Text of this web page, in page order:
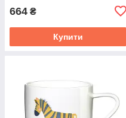
664 ₴
Купити